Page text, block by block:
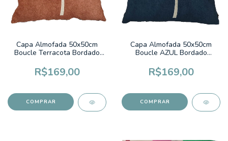
Capa Almofada 50x50cm
Boucle Terracota Bordado
R$169,00
Capa Almofada 50x50cm
Boucle AZUL Bordado
R$169,00